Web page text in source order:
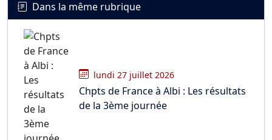
Dans la même rubrique
lundi 27 juillet 2026
Chpts de France à Albi : Les résultats
de la 3ème journée